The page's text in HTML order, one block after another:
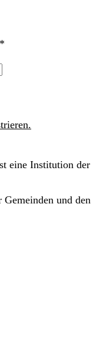
*
eine Institution der
und den